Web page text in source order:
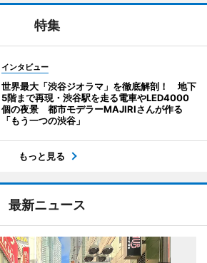
特集
インタビュー
世界最大「渋谷ジオラマ」を徹底解剖！ 地下
5階まで再現・渋谷駅を走る電車やLED4000
個の夜景 都市モデラーMAJIRIさんが作る
「もう一つの渋谷」
もっと見る
最新ニュース